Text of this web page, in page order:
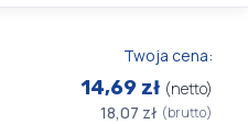
Twoja cena:
14,69 zł (netto)
18,07 zł (brutto)